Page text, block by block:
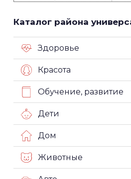
Каталог района
Здоровье
Красота
Обучение, развитие
Дети
Дом
Животные